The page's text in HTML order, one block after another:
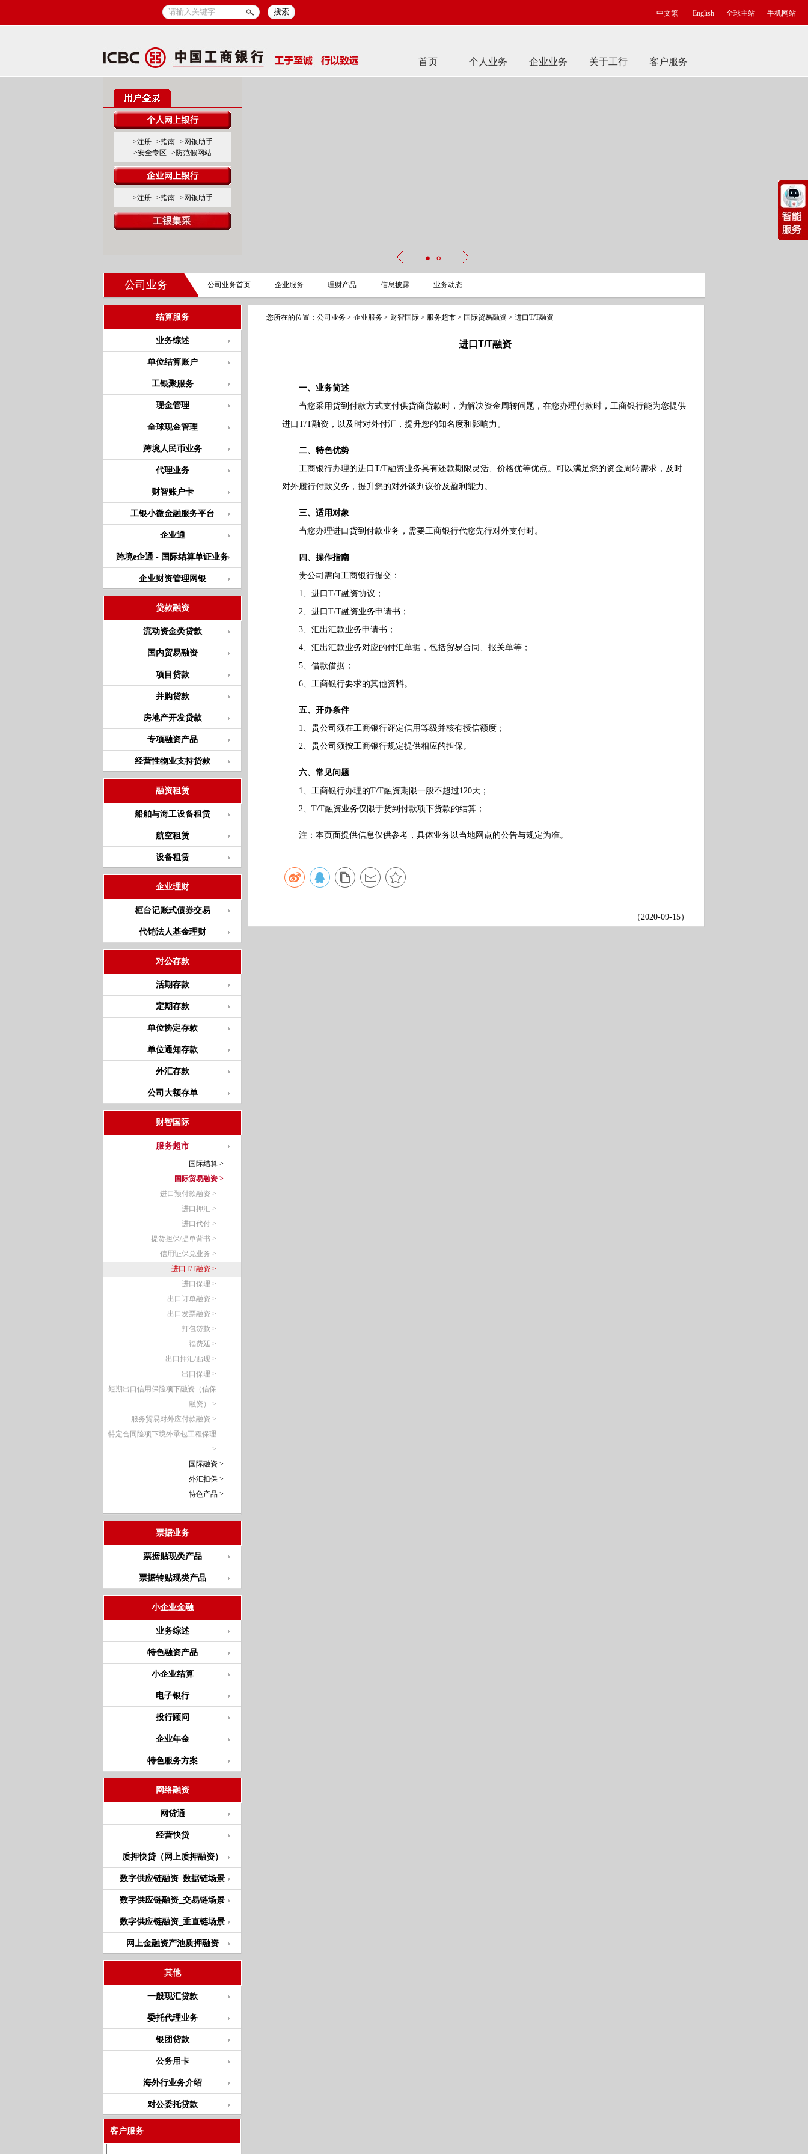
搜索 中文繁 English 全球主站 手机网站
首页 个人业务 企业业务 关于工行 客户服务
>注册 >指南
>网银助手
>安全专区
>防范假网站
>注册 >指南 >网银助手
公司业务 公司业务首页 企业服务 理财产品 信息披露 业务动态
结算服务
业务综述
单位结算账户
工银聚服务
现金管理
全球现金管理
跨境人民币业务
代理业务
财智账户卡
工银小微金融服务平台
企业通
跨境e企通 - 国际结算单证业务
企业财资管理网银
贷款融资
流动资金类贷款
国内贸易融资
项目贷款
并购贷款
房地产开发贷款
专项融资产品
经营性物业支持贷款
融资租赁
船舶与海工设备租赁
航空租赁
设备租赁
企业理财
柜台记账式债券交易
代销法人基金理财
对公存款
活期存款
定期存款
单位协定存款
单位通知存款
外汇存款
公司大额存单
财智国际
服务超市
国际结算 >
国际贸易融资 >
进口预付款融资 >
进口押汇 >
进口代付 >
提货担保/提单背书 >
信用证保兑业务 >
进口T/T融资 >
进口保理 >
出口订单融资 >
出口发票融资 >
打包贷款 >
福费廷 >
出口押汇/贴现 >
出口保理 >
短期出口信用保险项下融资（信保
融资） >
服务贸易对外应付款融资 >
特定合同险项下境外承包工程保理
>
国际融资 >
外汇担保 >
特色产品 >
票据业务
票据贴现类产品
票据转贴现类产品
小企业金融
业务综述
特色融资产品
小企业结算
电子银行
投行顾问
企业年金
特色服务方案
网络融资
网贷通
经营快贷
质押快贷（网上质押融资）
数字供应链融资_数据链场景
数字供应链融资_交易链场景
数字供应链融资_垂直链场景
网上金融资产池质押融资
其他
一般现汇贷款
委托代理业务
银团贷款
公务用卡
海外行业务介绍
对公委托贷款
客户服务
您所在的位置： 公司业务 > 企业服务 > 财智国际 > 服务超市 > 国际贸易融资 > 进口T/T融资
进口T/T融资
一、业务简述
当您采用货到付款方式支付供货商货款时，为解决资金周转问题，在您办理付款时，工商银行能为您提供
进口T/T融资，以及时对外付汇，提升您的知名度和影响力。
二、特色优势
工商银行办理的进口T/T融资业务具有还款期限灵活、价格优等优点。可以满足您的资金周转需求，及时
对外履行付款义务，提升您的对外谈判议价及盈利能力。
三、适用对象
当您办理进口货到付款业务，需要工商银行代您先行对外支付时。
四、操作指南
贵公司需向工商银行提交：
1、进口T/T融资协议；
2、进口T/T融资业务申请书；
3、汇出汇款业务申请书；
4、汇出汇款业务对应的付汇单据，包括贸易合同、报关单等；
5、借款借据；
6、工商银行要求的其他资料。
五、开办条件
1、贵公司须在工商银行评定信用等级并核有授信额度；
2、贵公司须按工商银行规定提供相应的担保。
六、常见问题
1、工商银行办理的T/T融资期限一般不超过120天；
2、T/T融资业务仅限于货到付款项下货款的结算；
注：本页面提供信息仅供参考，具体业务以当地网点的公告与规定为准。
（2020-09-15）